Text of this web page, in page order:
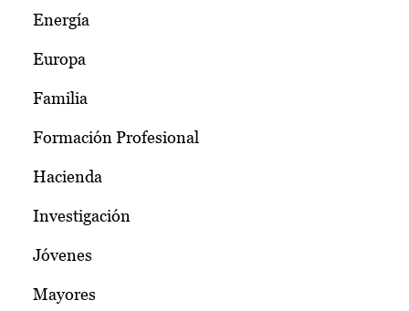
Energía
Europa
Familia
Formación Profesional
Hacienda
Investigación
Jóvenes
Mayores